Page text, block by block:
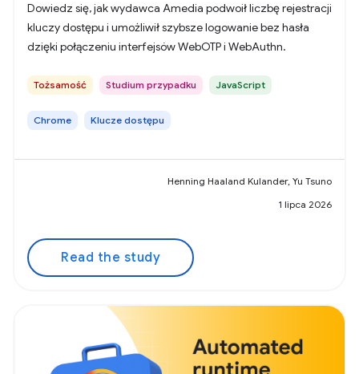
Dowiedz się, jak wydawca Amedia podwoił liczbę rejestracji
kluczy dostępu i umożliwił szybsze logowanie bez hasła
dzięki połączeniu interfejsów WebOTP i WebAuthn.
Tożsamość Studium przypadku JavaScript
Chrome Klucze dostępu
Henning Haaland Kulander, Yu Tsuno
1 lipca 2026
Read the study